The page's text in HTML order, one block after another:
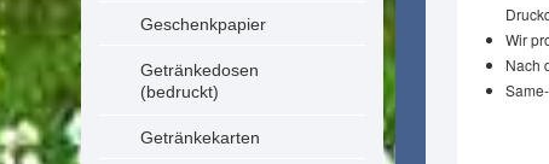
Geschenkpapier
Getränkedosen
(bedruckt)
Getränkekarten
Wir
Nach